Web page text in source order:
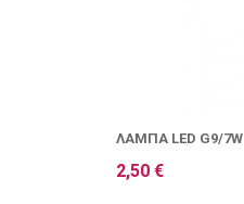
ΛΆΜΠΑ LED G9/7W
2,50 €